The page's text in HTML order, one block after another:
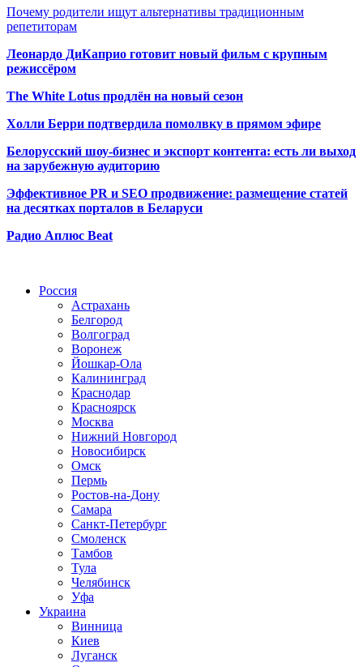
Почему родители ищут альтернативы традиционным
репетиторам
Леонардо ДиКаприо готовит новый фильм с крупным
режиссёром
The White Lotus продлён на новый сезон
Холли Берри подтвердила помолвку в прямом эфире
Белорусский шоу-бизнес и экспорт контента: есть ли выход
на зарубежную аудиторию
Эффективное PR и SEO продвижение: размещение статей
на десятках порталов в Беларуси
Радио Аплюс Beat
Россия
Астрахань
Белгород
Волгоград
Воронеж
Йошкар-Ола
Калининград
Краснодар
Красноярск
Москва
Нижний Новгород
Новосибирск
Омск
Пермь
Ростов-на-Дону
Самара
Санкт-Петербург
Смоленск
Тамбов
Тула
Челябинск
Уфа
Украина
Винница
Киев
Луганск